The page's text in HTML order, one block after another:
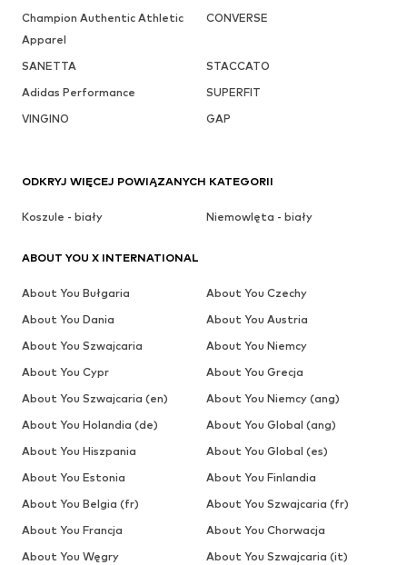
Champion Authentic Athletic
Apparel
CONVERSE
SANETTA
STACCATO
Adidas Performance
SUPERFIT
VINGINO
GAP
ODKRYJ WIĘCEJ POWIĄZANYCH KATEGORII
Koszule - biały Niemowlęta - biały
ABOUT YOU X INTERNATIONAL
About You Bułgaria
About You Czechy
About You Dania
About You Austria
About You Szwajcaria
About You Niemcy
About You Cypr
About You Grecja
About You Szwajcaria (en)
About You Niemcy (ang)
About You Holandia (de)
About You Global (ang)
About You Hiszpania
About You Global (es)
About You Estonia
About You Finlandia
About You Belgia (fr)
About You Szwajcaria (fr)
About You Francja
About You Chorwacja
About You Węgry
About You Szwajcaria (it)